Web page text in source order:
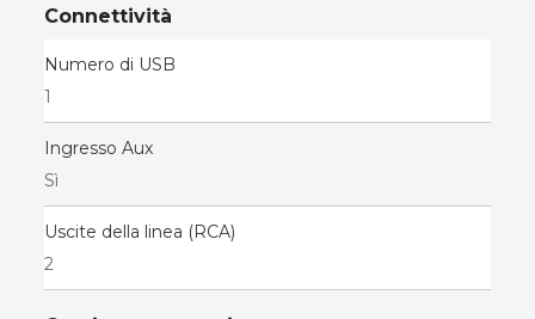
Connettività
Numero di USB
1
Ingresso Aux
Sì
Uscite della linea (RCA)
2